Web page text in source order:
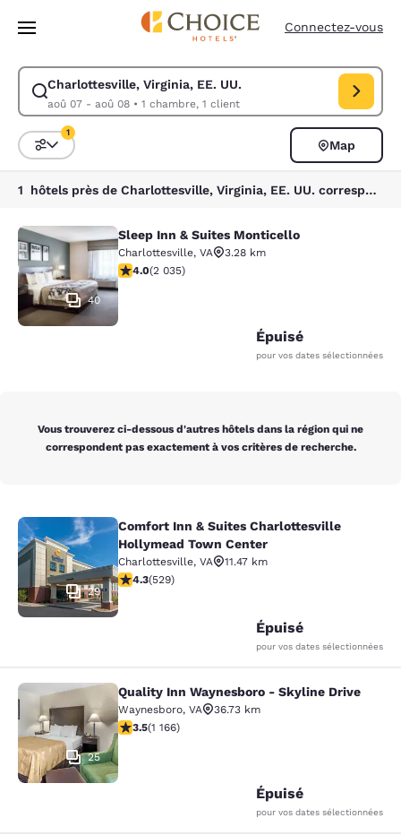
Passer à Contenu Principal
Connectez-vous
Charlottesville, Virginia, EE. UU.
aoû 07 - aoû 08• 1 chambre, 1 client
Modifiez la recherche pour Charlottesville, Virginia, EE. UU.. Date
Trier et filtrer
1
Map
1 hôtels près de Charlottesville, Virginia, EE. UU. correspondant à vos filtres
Sleep Inn & Suites Monticello
40
Sleep Inn & Suites Monticello
Charlottesville, VA
3.28 km
4.03 étoiles. Très bon. 2035 commentaires
4.0(2 035)
Épuisé
pour vos dates sélectionnées
Vous trouverez ci-dessous d'autres hôtels dans la région qui ne
correspondent pas exactement à vos critères de recherche.
Comfort Inn & Suites
29
Comfort Inn & Suites Charlottesville
Hollymead Town Center
Charlottesville, VA
11.47 km
4.35 étoiles. Excellent. 529 commentaires
4.3(529)
Épuisé
pour vos dates sélectionnées
Quality Inn Waynesboro - Skyline
25
Quality Inn Waynesboro - Skyline Drive
Waynesboro, VA
36.73 km
3.49 étoiles. Bien. 1166 commentaires
3.5(1 166)
Épuisé
pour vos dates sélectionnées